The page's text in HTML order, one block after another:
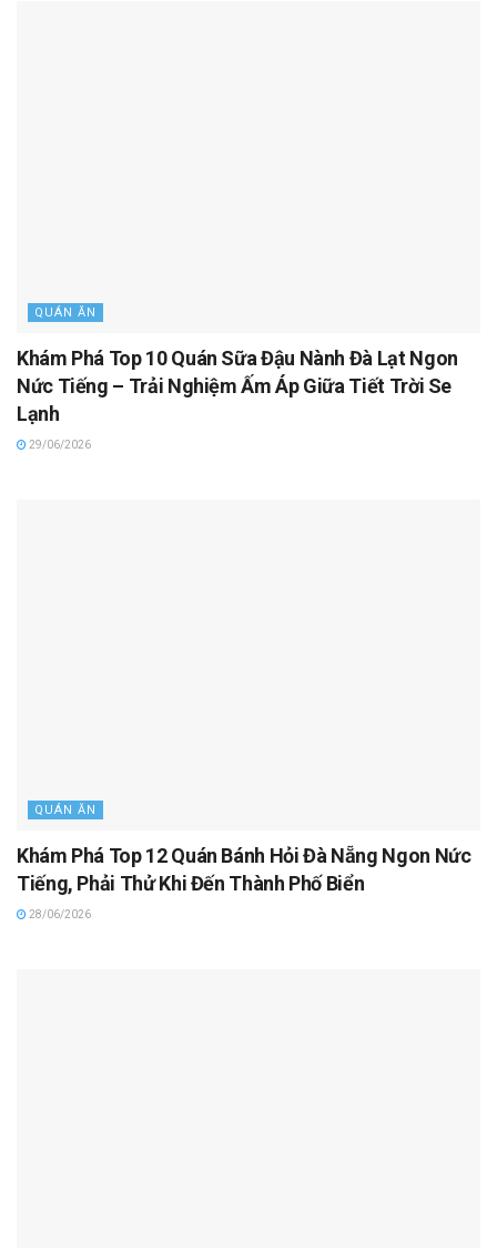
QUÁN ĂN
Khám Phá Top 10 Quán Sữa Đậu Nành Đà Lạt Ngon
Nức Tiếng – Trải Nghiệm Ấm Áp Giữa Tiết Trời Se
Lạnh
29/06/2026
QUÁN ĂN
Khám Phá Top 12 Quán Bánh Hỏi Đà Nẵng Ngon Nức
Tiếng, Phải Thử Khi Đến Thành Phố Biển
28/06/2026